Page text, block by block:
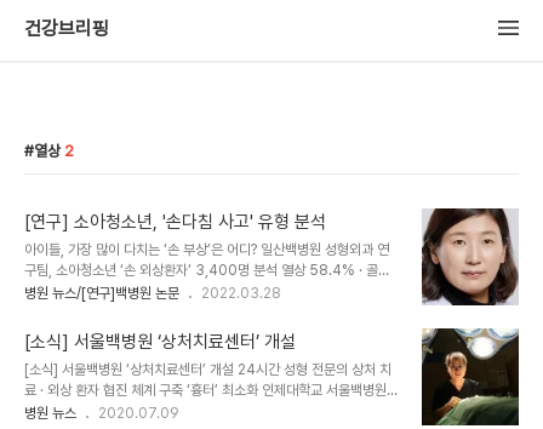
건강브리핑
열상 2
[연구] 소아청소년, '손다침 사고' 유형 분석
아이들, 가장 많이 다치는 ‘손 부상’은 어디? 일산백병원 성형외과 연
구팀, 소아청소년 ‘손 외상환자’ 3,400명 분석 열상 58.4% · 골절
22.8% · 화상 7.9% · 힘줄부상 4.9% · 압궤손상 2.4% · 신경손상
3배 · 신경손상 4.8배 많아 대학병원 연구팀이 3,432명 아이들의
손 부상 유형을 조사한 결과 ‘찢어진 상처’가 대부분인 것으로 나타났
다. 인제대학교 일산백병원 성형외과 이수향 교수팀이 15년간
(2005~2019년) 일산백병원에서 손 부상으로 치료받은 18세 이하
소아청소년 3,432명을 분석한 결과, 찢어진 상처(단순 열상)가
병원 뉴스/[연구]백병원 논문 2022.03.28
[소식] 서울백병원 ‘상처치료센터’ 개설
[소식] 서울백병원 ‘상처치료센터’ 개설 24시간 성형 전문의 상처 치
료 · 외상 환자 협진 체계 구축 ‘흉터’ 최소화 인제대학교 서울백병원
성형외과에서 최근 응급의료센터 내에 상처(창상)센터를 개설했다. 외
병원 뉴스 2020.07.09